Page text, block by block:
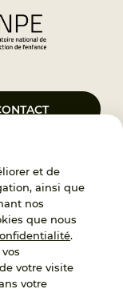
et de
ainsi que
nos
que nous
.
votre visite
votre
Protégée, créé le 5
de service public du
des
Enfance
ressource pour
à l’élaboration de la
des conseils